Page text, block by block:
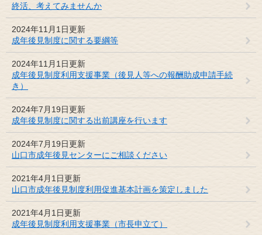
終活、考えてみませんか
2024年11月1日更新
成年後見制度に関する要綱等
2024年11月1日更新
成年後見制度利用支援事業（後見人等への報酬助成申請手続
き）
2024年7月19日更新
成年後見制度に関する出前講座を行います
2024年7月19日更新
山口市成年後見センターにご相談ください
2021年4月1日更新
山口市成年後見制度利用促進基本計画を策定しました
2021年4月1日更新
成年後見制度利用支援事業（市長申立て）